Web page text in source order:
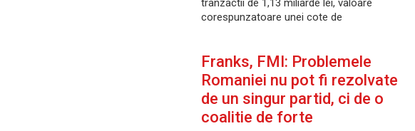
tranzactii de 1,13 miliarde lei, valoare
corespunzatoare unei cote de
Franks, FMI: Problemele
Romaniei nu pot fi rezolvate
de un singur partid, ci de o
coalitie de forte